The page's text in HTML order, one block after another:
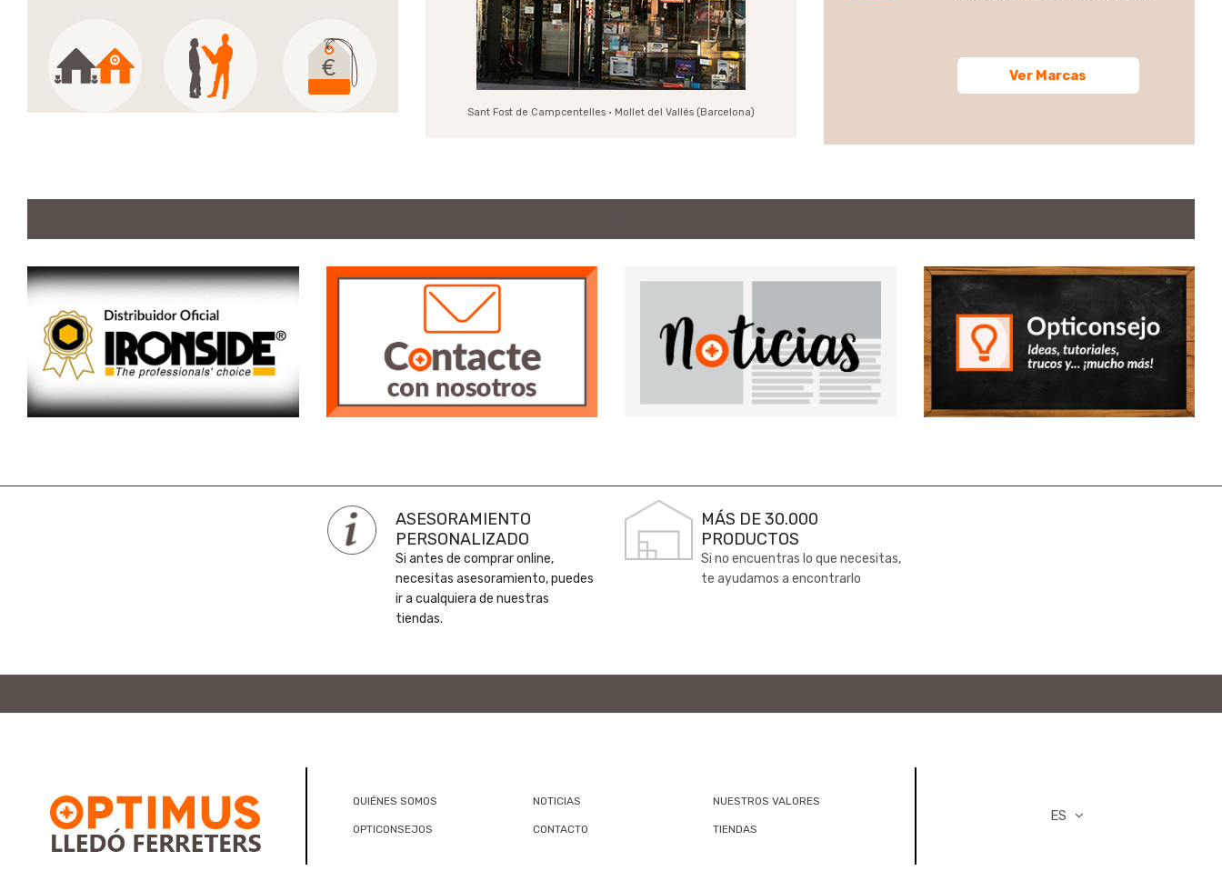
Sant Fost de Campcentelles · Mollet del Vallés (Barcelona)
Ver Marcas
ASESORAMIENTO
PERSONALIZADO
Si antes de comprar online,
necesitas asesoramiento, puedes
ir a cualquiera de nuestras
tiendas.
MÁS DE 30.000
PRODUCTOS
Si no encuentras lo que necesitas,
te ayudamos a encontrarlo
QUIÉNES SOMOS NOTICIAS NUESTROS VALORES
OPTICONSEJOS CONTACTO TIENDAS
ES